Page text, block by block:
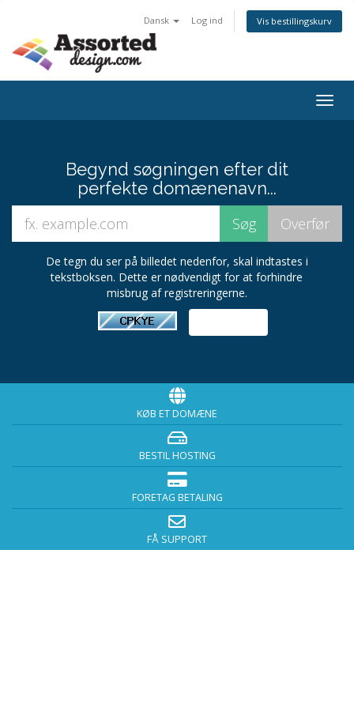
Dansk Log ind Vis bestillingskurv
Begynd søgningen efter dit
perfekte domænenavn...
De tegn du ser på billedet nedenfor, skal indtastes i
tekstboksen. Dette er nødvendigt for at forhindre
misbrug af registreringerne.
KØB ET DOMÆNE
BESTIL HOSTING
FORETAG BETALING
FÅ SUPPORT